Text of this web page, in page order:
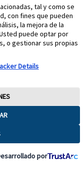
venta
de nosotros
Ley de datos
duda o pregunta acerca
tal y como se
con fines que pueden
la mejora de la
puede optar por
o gestionar sus propias
Details
por